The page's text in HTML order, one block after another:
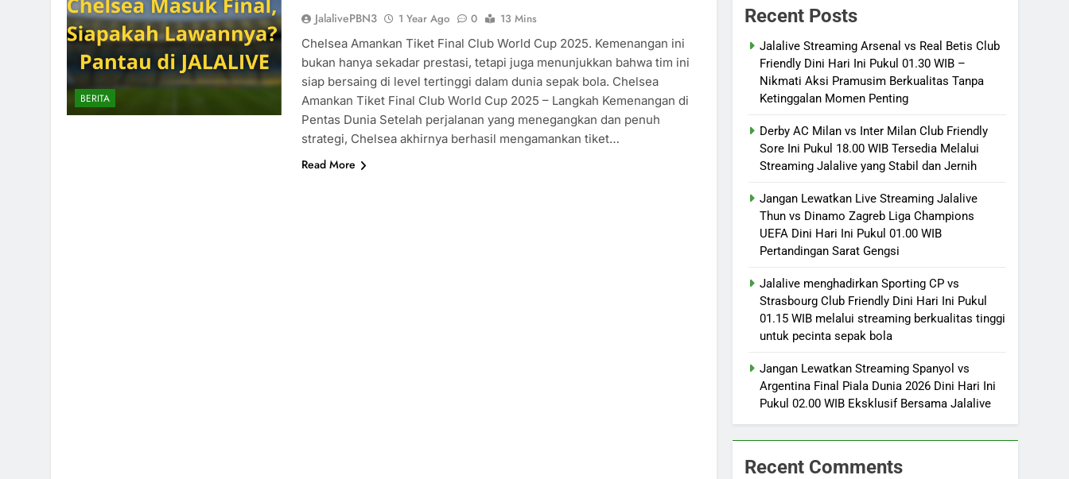
BERITA
JalalivePBN3 1 Year Ago 0
13 Mins
Chelsea Amankan Tiket Final Club World Cup 2025. Kemenangan ini
bukan hanya sekadar prestasi, tetapi juga menunjukkan bahwa tim ini
siap bersaing di level tertinggi dalam dunia sepak bola. Chelsea
Amankan Tiket Final Club World Cup 2025 – Langkah Kemenangan di
Pentas Dunia Setelah perjalanan yang menegangkan dan penuh
strategi, Chelsea akhirnya berhasil mengamankan tiket…
Read More
Recent Posts
Jalalive Streaming Arsenal vs Real Betis Club
Friendly Dini Hari Ini Pukul 01.30 WIB –
Nikmati Aksi Pramusim Berkualitas Tanpa
Ketinggalan Momen Penting
Derby AC Milan vs Inter Milan Club Friendly
Sore Ini Pukul 18.00 WIB Tersedia Melalui
Streaming Jalalive yang Stabil dan Jernih
Jangan Lewatkan Live Streaming Jalalive
Thun vs Dinamo Zagreb Liga Champions
UEFA Dini Hari Ini Pukul 01.00 WIB
Pertandingan Sarat Gengsi
Jalalive menghadirkan Sporting CP vs
Strasbourg Club Friendly Dini Hari Ini Pukul
01.15 WIB melalui streaming berkualitas tinggi
untuk pecinta sepak bola
Jangan Lewatkan Streaming Spanyol vs
Argentina Final Piala Dunia 2026 Dini Hari Ini
Pukul 02.00 WIB Eksklusif Bersama Jalalive
Recent Comments